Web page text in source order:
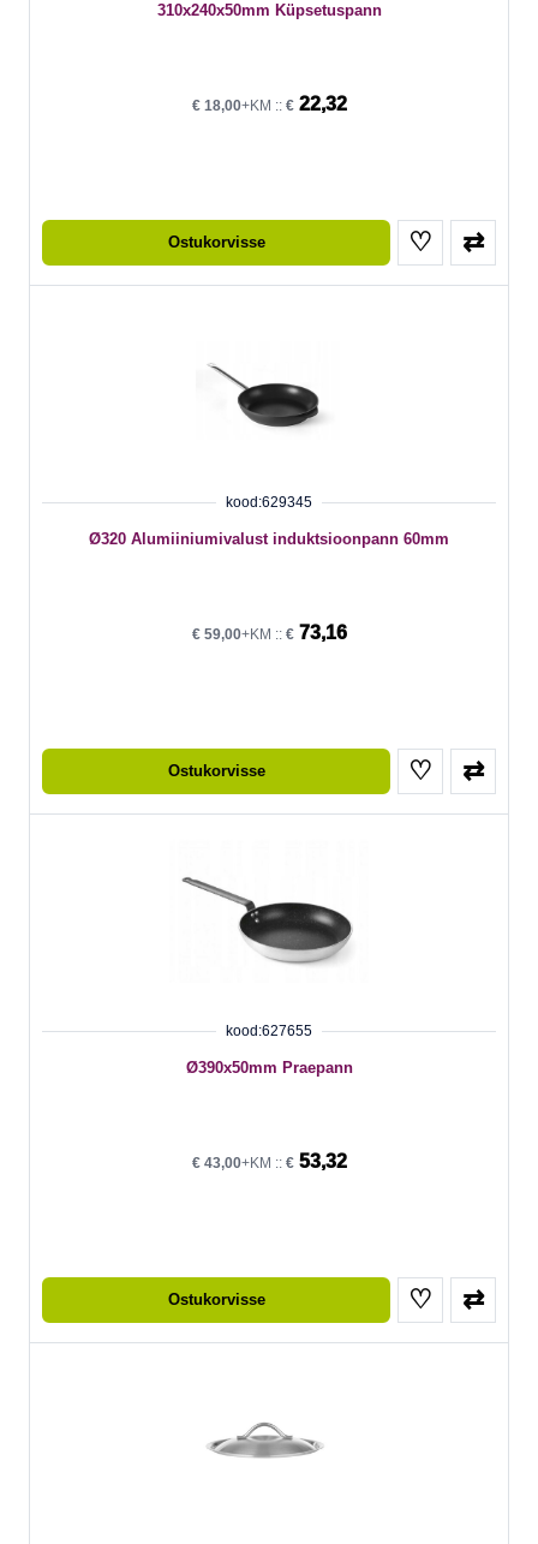
310x240x50mm Küpsetuspann
€18,00+KM :: €22,32
Ostukorvisse ♡ ⇄
kood:629345
Ø320 Alumiiniumivalust induktsioonpann 60mm
€59,00+KM :: €73,16
Ostukorvisse ♡ ⇄
kood:627655
Ø390x50mm Praepann
€43,00+KM :: €53,32
Ostukorvisse ♡ ⇄